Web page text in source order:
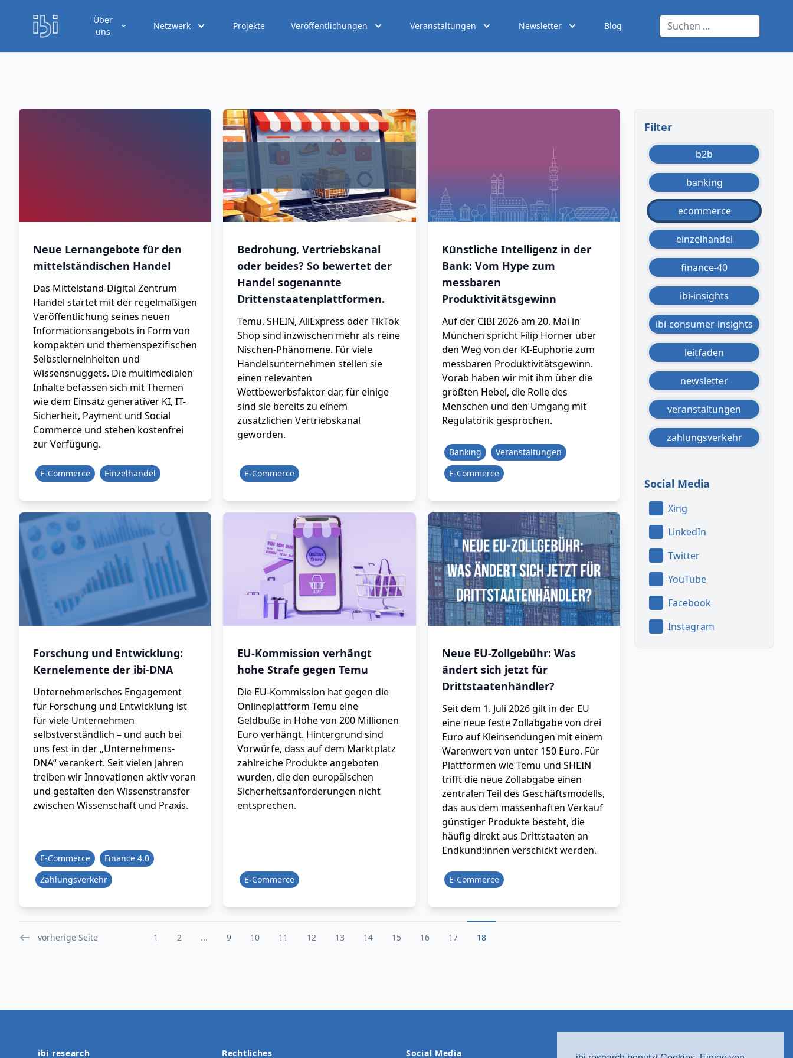
Über
uns
Netzwerk Projekte Veröffentlichungen Veranstaltungen Newsletter Blog
Neue Lernangebote für den
mittelständischen Handel
Das Mittelstand-Digital Zentrum
Handel startet mit der regelmäßigen
Veröffentlichung seines neuen
Informationsangebots in Form von
kompakten und themenspezifischen
Selbstlerneinheiten und
Wissensnuggets. Die multimedialen
Inhalte befassen sich mit Themen
wie dem Einsatz generativer KI, IT-
Sicherheit, Payment und Social
Commerce und stehen kostenfrei
zur Verfügung.
E-Commerce Einzelhandel
Bedrohung, Vertriebskanal
oder beides? So bewertet der
Handel sogenannte
Drittenstaatenplattformen.
Temu, SHEIN, AliExpress oder TikTok
Shop sind inzwischen mehr als reine
Nischen-Phänomene. Für viele
Handelsunternehmen stellen sie
einen relevanten
Wettbewerbsfaktor dar, für einige
sind sie bereits zu einem
zusätzlichen Vertriebskanal
geworden.
E-Commerce
Künstliche Intelligenz in der
Bank: Vom Hype zum
messbaren
Produktivitätsgewinn
Auf der CIBI 2026 am 20. Mai in
München spricht Filip Horner über
den Weg von der KI-Euphorie zum
messbaren Produktivitätsgewinn.
Vorab haben wir mit ihm über die
größten Hebel, die Rolle des
Menschen und den Umgang mit
Regulatorik gesprochen.
Banking
Veranstaltungen
E-Commerce
Forschung und Entwicklung:
Kernelemente der ibi-DNA
Unternehmerisches Engagement
für Forschung und Entwicklung ist
für viele Unternehmen
selbstverständlich – und auch bei
uns fest in der „Unternehmens-
DNA“ verankert. Seit vielen Jahren
treiben wir Innovationen aktiv voran
und gestalten den Wissenstransfer
zwischen Wissenschaft und Praxis.
E-Commerce
Finance 4.0
Zahlungsverkehr
EU-Kommission verhängt
hohe Strafe gegen Temu
Die EU-Kommission hat gegen die
Onlineplattform Temu eine
Geldbuße in Höhe von 200 Millionen
Euro verhängt. Hintergrund sind
Vorwürfe, dass auf dem Marktplatz
zahlreiche Produkte angeboten
wurden, die den europäischen
Sicherheitsanforderungen nicht
entsprechen.
E-Commerce
Neue EU-Zollgebühr: Was
ändert sich jetzt für
Drittstaatenhändler?
Seit dem 1. Juli 2026 gilt in der EU
eine neue feste Zollabgabe von drei
Euro auf Kleinsendungen mit einem
Warenwert von unter 150 Euro. Für
Plattformen wie Temu und SHEIN
trifft die neue Zollabgabe einen
zentralen Teil des Geschäftsmodells,
das aus dem massenhaften Verkauf
günstiger Produkte besteht, die
häufig direkt aus Drittstaaten an
Endkund:innen verschickt werden.
E-Commerce
vorherige Seite 1 2 ... 9 10 11 12 13 14 15 16 17 18
Filter
b2b
banking
ecommerce
einzelhandel
finance-40
ibi-insights
ibi-consumer-insights
leitfaden
newsletter
veranstaltungen
zahlungsverkehr
Social Media
Xing
LinkedIn
Twitter
YouTube
Facebook
Instagram
ibi research Rechtliches Social Media